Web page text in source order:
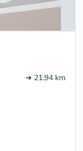
➔ 21.94 km